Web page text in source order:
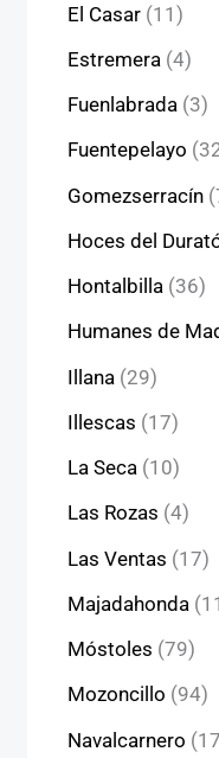
El Casar (11)
Estremera (4)
Fuenlabrada (3)
Fuentepelayo
Gomezserracín
Hoces del
Hontalbilla (36)
Humanes de
Illana (29)
Illescas (17)
La Seca (10)
Las Rozas (4)
Las Ventas (17)
Majadahonda
Móstoles (79)
Mozoncillo (94)
Navalcarnero